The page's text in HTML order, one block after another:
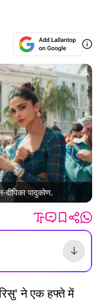
पादुकोण.
ने एक हफ्ते में